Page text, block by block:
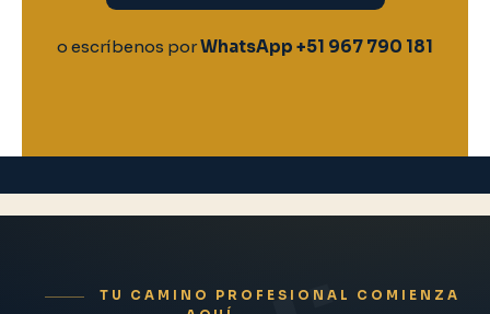
o escríbenos porWhatsApp +51 967 790 181
TU CAMINO PROFESIONAL COMIENZA